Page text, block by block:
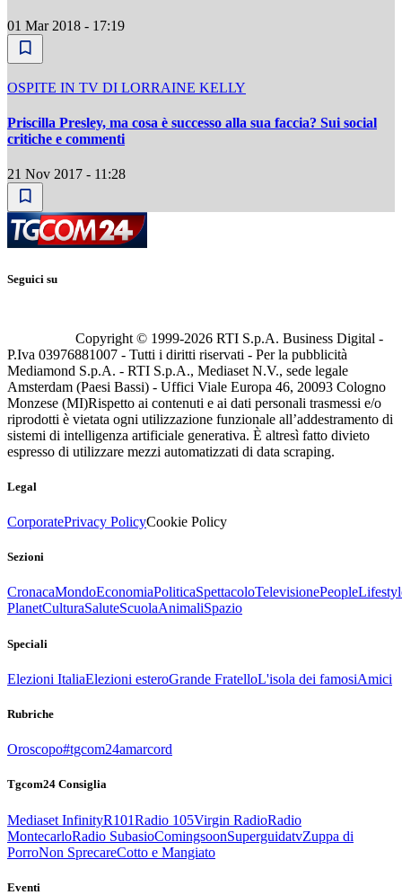
01 Mar 2018 - 17:19
OSPITE IN TV DI LORRAINE KELLY
Priscilla Presley, ma cosa è successo alla sua faccia? Sui social
critiche e commenti
21 Nov 2017 - 11:28
Seguici su
Copyright © 1999-2026 RTI S.p.A. Business Digital -
P.Iva 03976881007 - Tutti i diritti riservati - Per la pubblicità
Mediamond S.p.A. - RTI S.p.A., Mediaset N.V., sede legale
Amsterdam (Paesi Bassi) - Uffici Viale Europa 46, 20093 Cologno
Monzese (MI)Rispetto ai contenuti e ai dati personali trasmessi e/o
riprodotti è vietata ogni utilizzazione funzionale all’addestramento di
sistemi di intelligenza artificiale generativa. È altresì fatto divieto
espresso di utilizzare mezzi automatizzati di data scraping.
Legal
CorporatePrivacy PolicyCookie Policy
Sezioni
CronacaMondoEconomiaPoliticaSpettacoloTelevisionePeople
PlanetCulturaSaluteScuolaAnimaliSpazio
Speciali
Elezioni ItaliaElezioni esteroGrande FratelloL'isola dei famosiAmici
Rubriche
Oroscopo#tgcom24amarcord
Tgcom24 Consiglia
Mediaset InfinityR101Radio 105Virgin RadioRadio
MontecarloRadio SubasioComingsoonSuperguidatvZuppa di
PorroNon SprecareCotto e Mangiato
Eventi